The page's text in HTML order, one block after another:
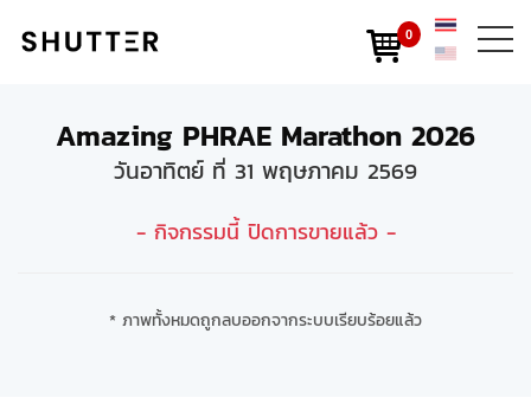
0
Amazing PHRAE Marathon 2026
วันอาทิตย์ ที่ 31 พฤษภาคม 2569
- กิจกรรมนี้ ปิดการขายแล้ว -
* ภาพทั้งหมดถูกลบออกจากระบบเรียบร้อยแล้ว